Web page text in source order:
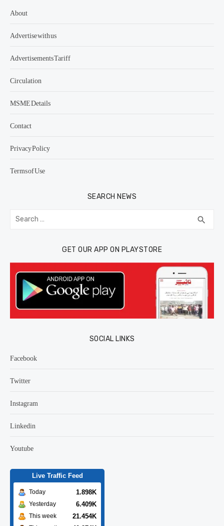
About
Advertise with us
Advertisements Tariff
Circulation
MSME Details
Contact
Privacy Policy
Terms of Use
SEARCH NEWS
Search
for: search
GET OUR APP ON PLAYSTORE
SOCIAL LINKS
Facebook
Twitter
Instagram
Linkedin
Youtube
Live Traffic Feed
Today 1.898K
Yesterday 6.409K
This week 21.454K